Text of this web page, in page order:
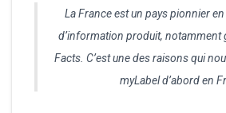
La France est un pays pionnier
d’information produit, notamment
Facts. C’est une des raisons qui
myLabel d’abord en